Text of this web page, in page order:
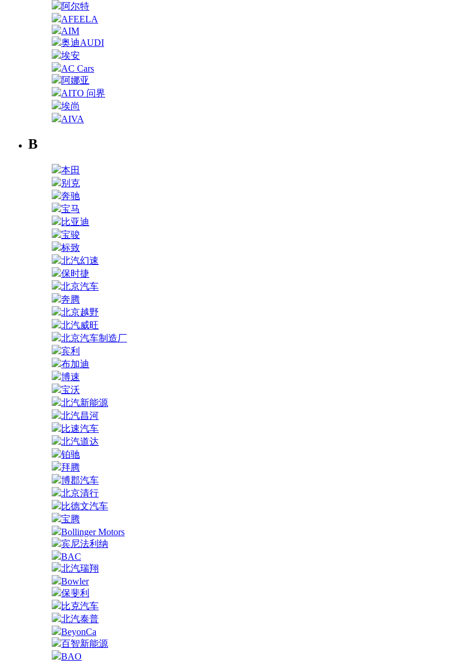
阿尔特
AFEELA
AIM
奥迪AUDI
埃安
AC Cars
阿娜亚
AITO 问界
埃尚
AIVA
B
本田
别克
奔驰
宝马
比亚迪
宝骏
标致
北汽幻速
保时捷
北京汽车
奔腾
北京越野
北汽威旺
北京汽车制造厂
宾利
布加迪
博速
宝沃
北汽新能源
北汽昌河
比速汽车
北汽道达
铂驰
拜腾
博郡汽车
北京清行
比德文汽车
宝腾
Bollinger Motors
宾尼法利纳
BAC
北汽瑞翔
Bowler
保斐利
比克汽车
北汽泰普
BeyonCa
百智新能源
BAO